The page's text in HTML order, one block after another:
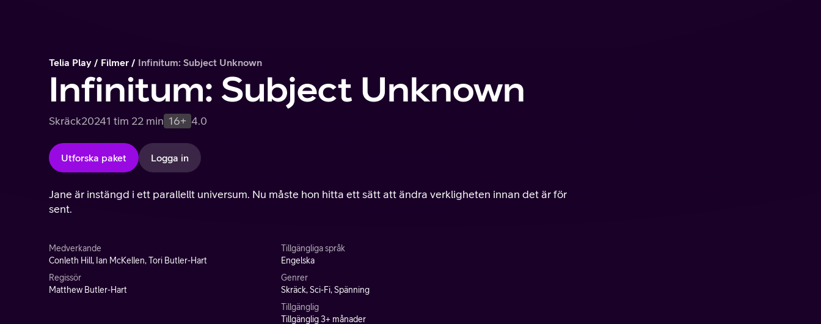
Telia Play Filmer Infinitum: Subject Unknown
Infinitum: Subject Unknown
Skräck20241 tim 22 min 16+ 4.0
Utforska paket Logga in
Jane är instängd i ett parallellt universum. Nu måste hon hitta ett sätt att ändra verkligheten innan det är för
sent.
Medverkande
Conleth Hill, Ian McKellen, Tori Butler-Hart
Regissör
Matthew Butler-Hart
Tillgängliga språk
Engelska
Genrer
Skräck, Sci-Fi, Spänning
Tillgänglig
Tillgänglig 3+ månader